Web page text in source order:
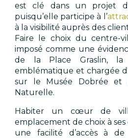
est clé dans un projet
puisqu’elle participe à l’
à la visibilité auprès des
Faire le choix du centre-
imposé comme une
de la Place Graslin,
emblématique et chargée
sur le Musée Dobrée et
Naturelle.
Habiter un cœur de
emplacement de choix à
une facilité d’accès à de